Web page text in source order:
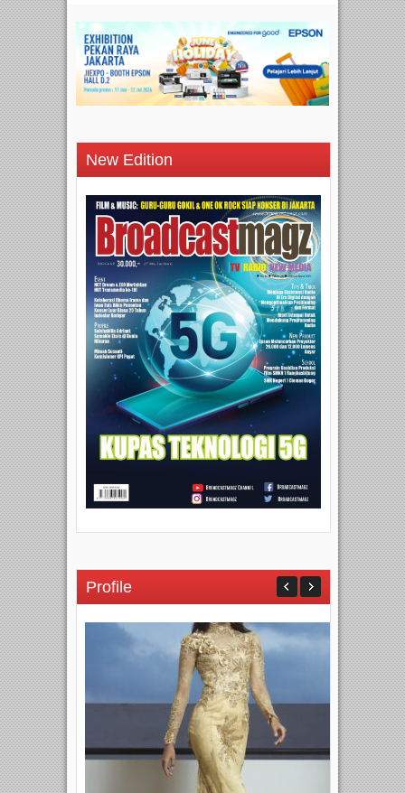
New Edition
Profile